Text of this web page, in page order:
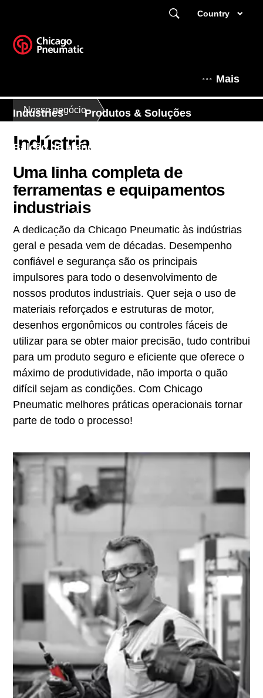
Country
Mais
Industries Produtos & Soluções
Balcão de atendimento
Expert Corner News & Events
Apresentando Chicago Pneumatic
Nosso negócio
Indústria
Uma linha completa de
ferramentas e equipamentos
industriais
A dedicação da Chicago Pneumatic às indústrias
geral e pesada vem de décadas. Desempenho
confiável e segurança são os principais
impulsores para todo o desenvolvimento de
nossos produtos industriais. Quer seja o uso de
materiais reforçados e estruturas de motor,
desenhos ergonômicos ou controles fáceis de
utilizar para se obter maior precisão, tudo contribui
para um produto seguro e eficiente que oferece o
máximo de produtividade, não importa o quão
difícil sejam as condições. Com Chicago
Pneumatic melhores práticas operacionais tornar
parte de todo o processo!